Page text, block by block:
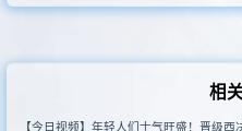
相
【今日视频】年轻人们士气旺盛！晋级西